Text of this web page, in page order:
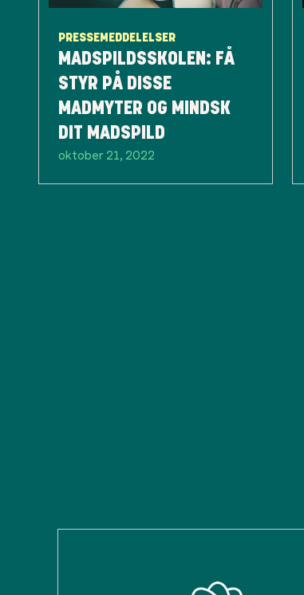
PRESSEMEDDELELSER
MADSPILDSSKOLEN: FÅ
STYR PÅ DISSE
MADMYTER OG MINDSK
DIT MADSPILD
oktober 21, 2022